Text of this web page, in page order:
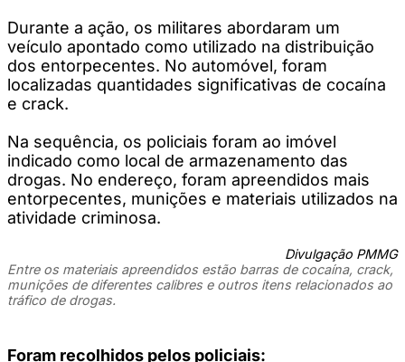
Durante a ação, os militares abordaram um
veículo apontado como utilizado na distribuição
dos entorpecentes. No automóvel, foram
localizadas quantidades significativas de cocaína
e crack.
Na sequência, os policiais foram ao imóvel
indicado como local de armazenamento das
drogas. No endereço, foram apreendidos mais
entorpecentes, munições e materiais utilizados na
atividade criminosa.
Divulgação PMMG
Entre os materiais apreendidos estão barras de cocaína, crack,
munições de diferentes calibres e outros itens relacionados ao
tráfico de drogas.
Foram recolhidos pelos policiais: